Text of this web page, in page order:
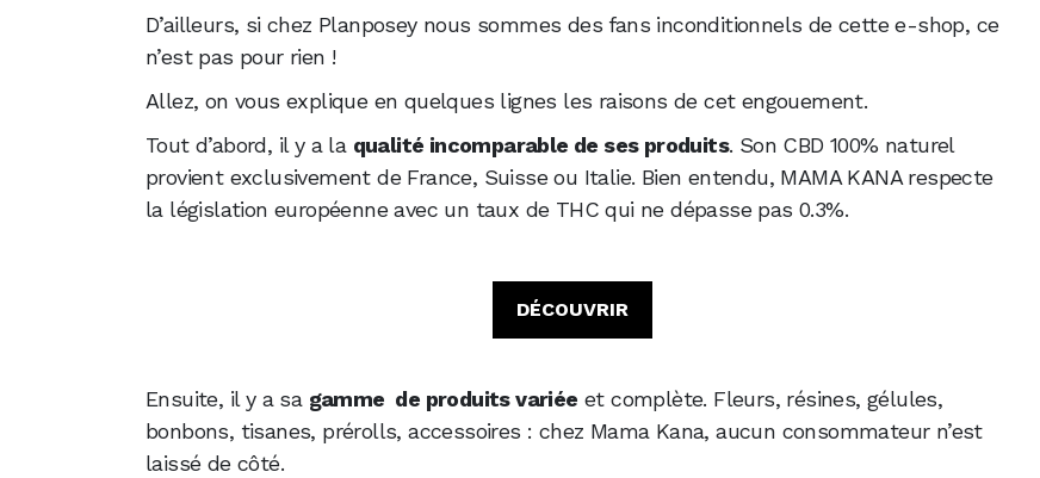
D’ailleurs, si chez Planposey nous sommes des fans inconditionnels de cette e-shop, ce
n’est pas pour rien !
Allez, on vous explique en quelques lignes les raisons de cet engouement.
Tout d’abord, il y a la qualité incomparable de ses produits. Son CBD 100% naturel
provient exclusivement de France, Suisse ou Italie. Bien entendu, MAMA KANA respecte
la législation européenne avec un taux de THC qui ne dépasse pas 0.3%.
DÉCOUVRIR
Ensuite, il y a sa gamme de produits variée et complète. Fleurs, résines, gélules,
bonbons, tisanes, prérolls, accessoires : chez Mama Kana, aucun consommateur n’est
laissé de côté.